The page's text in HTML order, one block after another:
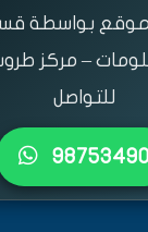
بواسطة
– مركز
للتواصل
٩٨٧٥٣٤٩٠